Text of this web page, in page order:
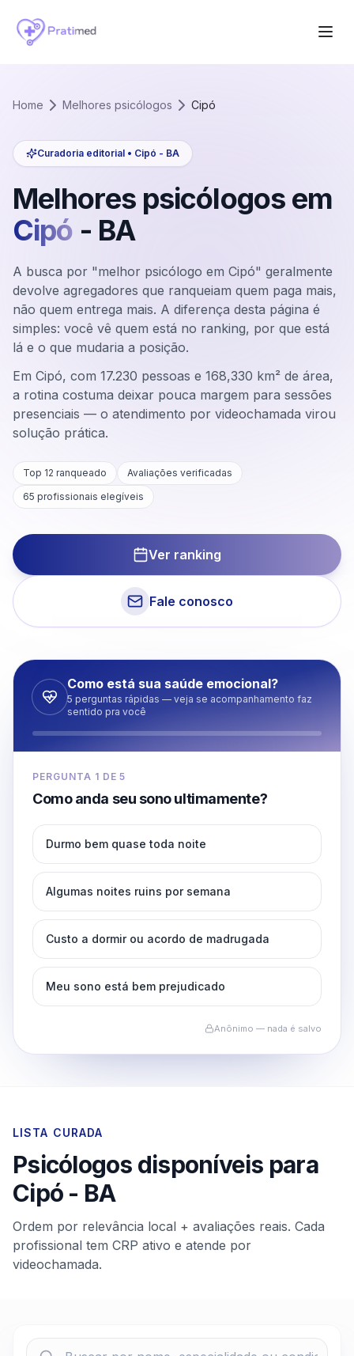
Home Melhores psicólogos Cipó
Curadoria editorial • Cipó - BA
Melhores psicólogos em
Cipó - BA
A busca por "melhor psicólogo em Cipó" geralmente
devolve agregadores que ranqueiam quem paga mais,
não quem entrega mais. A diferença desta página é
simples: você vê quem está no ranking, por que está
lá e o que mudaria a posição.
Em Cipó, com 17.230 pessoas e 168,330 km² de área,
a rotina costuma deixar pouca margem para sessões
presenciais — o atendimento por videochamada virou
solução prática.
Top 12 ranqueado
Avaliações verificadas
65 profissionais elegíveis
Ver ranking
Fale conosco
Como está sua saúde emocional?
5 perguntas rápidas — veja se acompanhamento faz
sentido pra você
PERGUNTA 1 DE5
Como anda seu sono ultimamente?
Durmo bem quase toda noite
Algumas noites ruins por semana
Custo a dormir ou acordo de madrugada
Meu sono está bem prejudicado
Anônimo — nada é salvo
LISTA CURADA
Psicólogos disponíveis para
Cipó - BA
Ordem por relevância local + avaliações reais. Cada
profissional tem CRP ativo e atende por
videochamada.